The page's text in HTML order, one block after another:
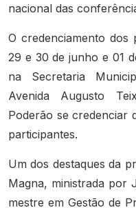
nacional das
O credenciamento dos
29 e 30 de junho e 01
na Secretaria
Avenida Augusto
Poderão se credenciar
participantes.
Um dos destaques da
Magna, ministrada por
mestre em Gestão de